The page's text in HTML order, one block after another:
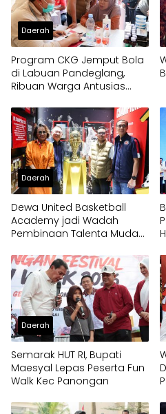
Daerah
Program CKG Jemput Bola
di Labuan Pandeglang,
Ribuan Warga Antusias
Daerah
Dewa United Basketball
Academy jadi Wadah
Pembinaan Talenta Muda
Daerah
Semarak HUT RI, Bupati
Maesyal Lepas Peserta Fun
Walk Kec Panongan